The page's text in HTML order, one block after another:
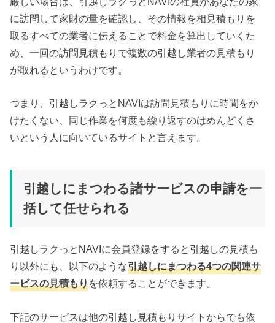
に訪問して家財の量を確認し、その情報を相見積もりを
取るすべての業者に伝えることで料金を算出していくた
め、一回の訪問見積もりで複数の引越し業者の見積もり
が取れるというわけです。
つまり、引越しラクっとNAVIは訪問見積もりに時間をか
けたくない、同じ作業を何度も繰り返すのはめんどくさ
いという人に向いているサイトと言えます。
引越しにまつわる諸サービスの申請を一
括して任せられる
引越しラクっとNAVIに会員登録をすると引越しの見積も
り以外にも、以下のような引越しにまつわる4つの関連サ
ービスの見積もりを依頼することができます。
下記のサービスは他の引越し見積もりサイトからでも依